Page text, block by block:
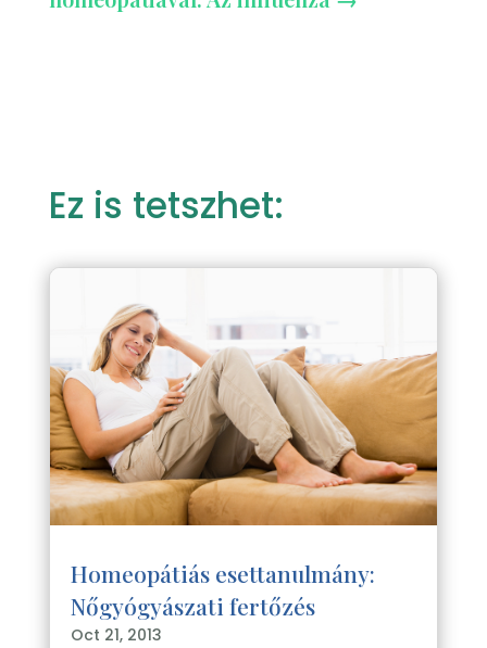
Ez is tetszhet:
Homeopátiás esettanulmány:
Nőgyógyászati fertőzés
Oct 21, 2013